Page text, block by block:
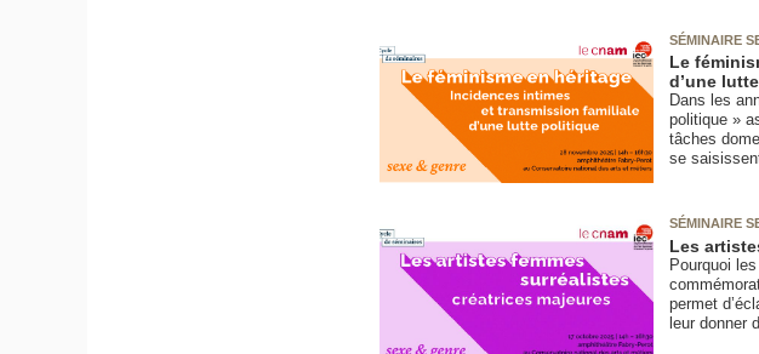
SÉMINAIRE
Le
d’une
Dans les
politique »
tâches
se
SÉMINAIRE
Les
Pourquoi
permet
leur donner